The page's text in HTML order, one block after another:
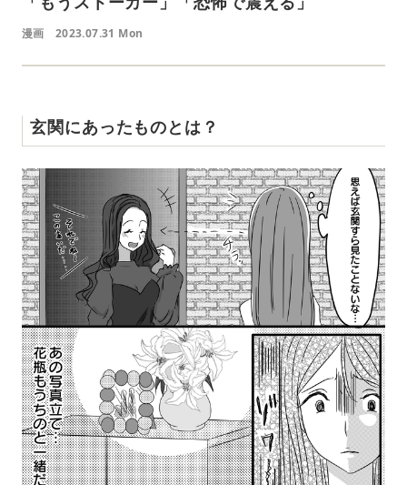
漫画 2023.07.31 Mon
玄関にあったものとは？